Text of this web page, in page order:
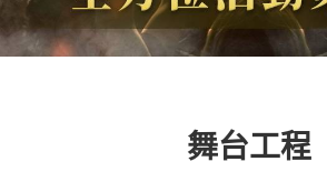
舞台工程